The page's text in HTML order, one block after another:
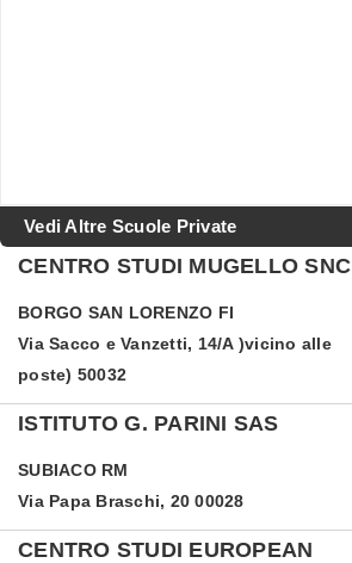
Vedi Altre Scuole Private
CENTRO STUDI MUGELLO SNC
BORGO SAN LORENZO FI
Via Sacco e Vanzetti, 14/A )vicino alle
poste) 50032
ISTITUTO G. PARINI SAS
SUBIACO RM
Via Papa Braschi, 20 00028
CENTRO STUDI EUROPEAN